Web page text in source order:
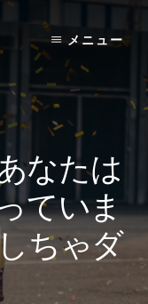
メニュー
なたは
ていま
ちゃダ